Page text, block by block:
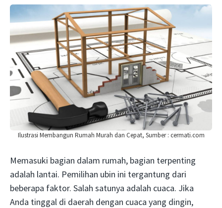
Ilustrasi Membangun Rumah Murah dan Cepat, Sumber : cermati.com
Memasuki bagian dalam rumah, bagian terpenting
adalah lantai. Pemilihan ubin ini tergantung dari
beberapa faktor. Salah satunya adalah cuaca. Jika
Anda tinggal di daerah dengan cuaca yang dingin,